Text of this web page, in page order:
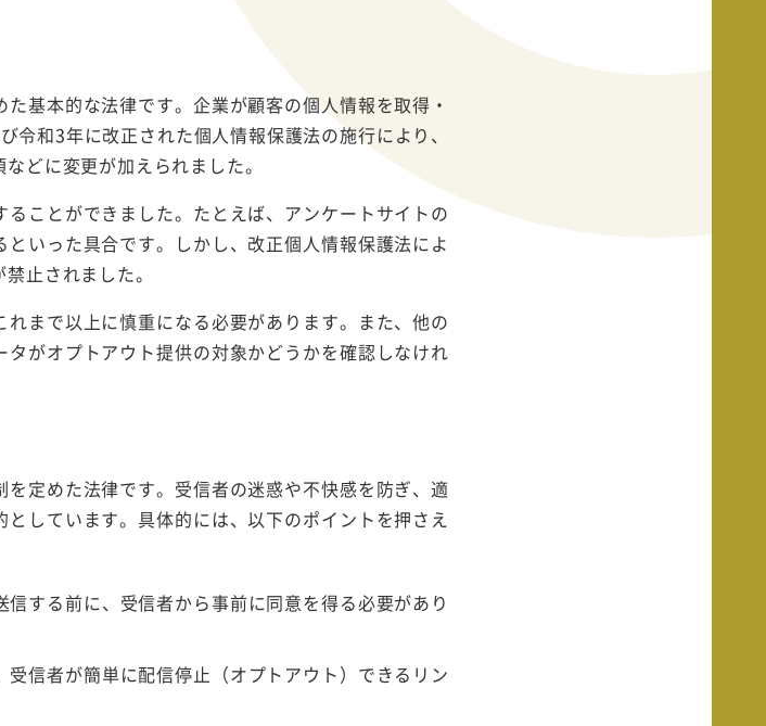
基本的な法律です。企業が顧客の個人情報を取得・
和3年に改正された個人情報保護法の施行により、
どに変更が加えられました。
ことができました。たとえば、アンケートサイトの
いった具合です。しかし、改正個人情報保護法によ
止されました。
まで以上に慎重になる必要があります。また、他の
がオプトアウト提供の対象かどうかを確認しなけれ
定めた法律です。受信者の迷惑や不快感を防ぎ、適
しています。具体的には、以下のポイントを押さえ
する前に、受信者から事前に同意を得る必要があり
信者が簡単に配信停止（オプトアウト）できるリン